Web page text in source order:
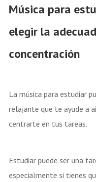
Música para
elegir la
concentración
La música para estudiar
relajante que te ayude a
centrarte en tus tareas.
Estudiar puede ser una
especialmente si tienes